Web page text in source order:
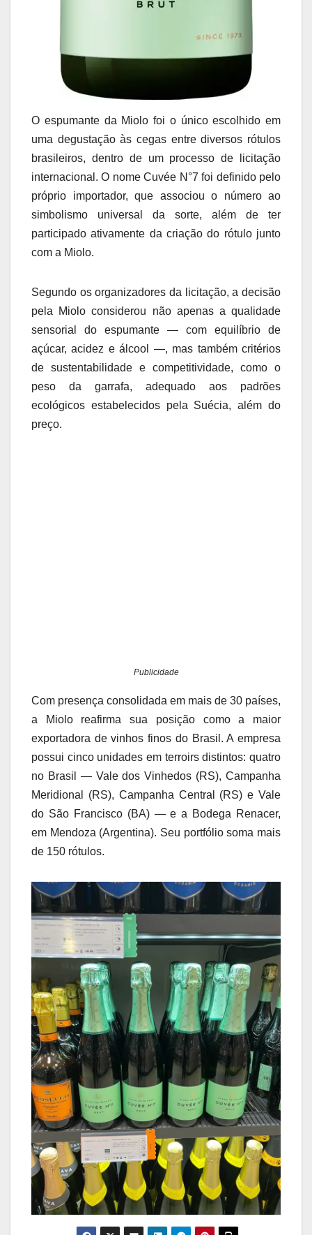
O espumante da Miolo foi o único escolhido em
uma degustação às cegas entre diversos rótulos
brasileiros, dentro de um processo de licitação
internacional. O nome Cuvée N°7 foi definido pelo
próprio importador, que associou o número ao
simbolismo universal da sorte, além de ter
participado ativamente da criação do rótulo junto
com a Miolo.
Segundo os organizadores da licitação, a decisão
pela Miolo considerou não apenas a qualidade
sensorial do espumante — com equilíbrio de
açúcar, acidez e álcool —, mas também critérios
de sustentabilidade e competitividade, como o
peso da garrafa, adequado aos padrões
ecológicos estabelecidos pela Suécia, além do
preço.
Publicidade
Com presença consolidada em mais de 30 países,
a Miolo reafirma sua posição como a maior
exportadora de vinhos finos do Brasil. A empresa
possui cinco unidades em terroirs distintos: quatro
no Brasil — Vale dos Vinhedos (RS), Campanha
Meridional (RS), Campanha Central (RS) e Vale
do São Francisco (BA) — e a Bodega Renacer,
em Mendoza (Argentina). Seu portfólio soma mais
de 150 rótulos.